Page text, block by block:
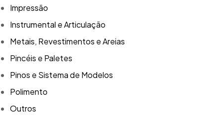
Impressão
Instrumental e Articulação
Metais, Revestimentos e Areias
Pincéis e Paletes
Pinos e Sistema de Modelos
Polimento
Outros